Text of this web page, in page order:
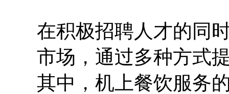
在积极招聘人才的同
市场，通过多种方式
其中，机上餐饮服务